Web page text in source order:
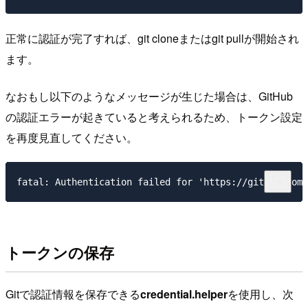
正常に認証が完了すれば、git cloneまたはgit pullが開始され
ます。
なおもし以下のようなメッセージが生じた場合は、GitHub
の認証エラーが起きていると考えられるため、トークン設定
を再度見直してください。
トークンの保存
Gitで認証情報を保存できるcredential.helperを使用し、次